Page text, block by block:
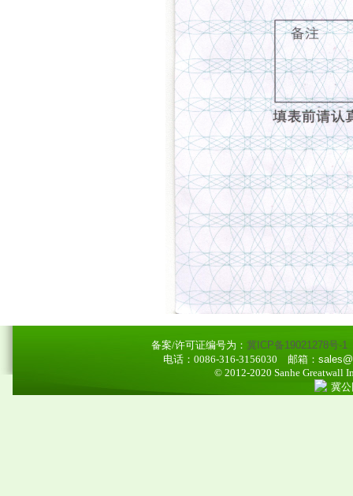
备案/许可证编号为： 冀ICP备19021278号-1
电话：0086-316-3156030 邮箱：
© 2012-2020 Sanhe Greatwall
冀